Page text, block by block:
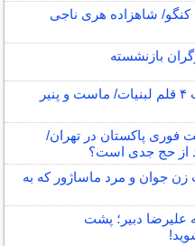
کنگو/ شاهزاده هری ناجی
بازنشسته
اعلام جدیدترین قیمت ۴ قلم لبنیات/ ماست و پنیر
فوری پاکستان در تهران/
از حج جدی است؟
زن جوان و مرد ماساژور که به
علیرضا دبیر؛ پشت